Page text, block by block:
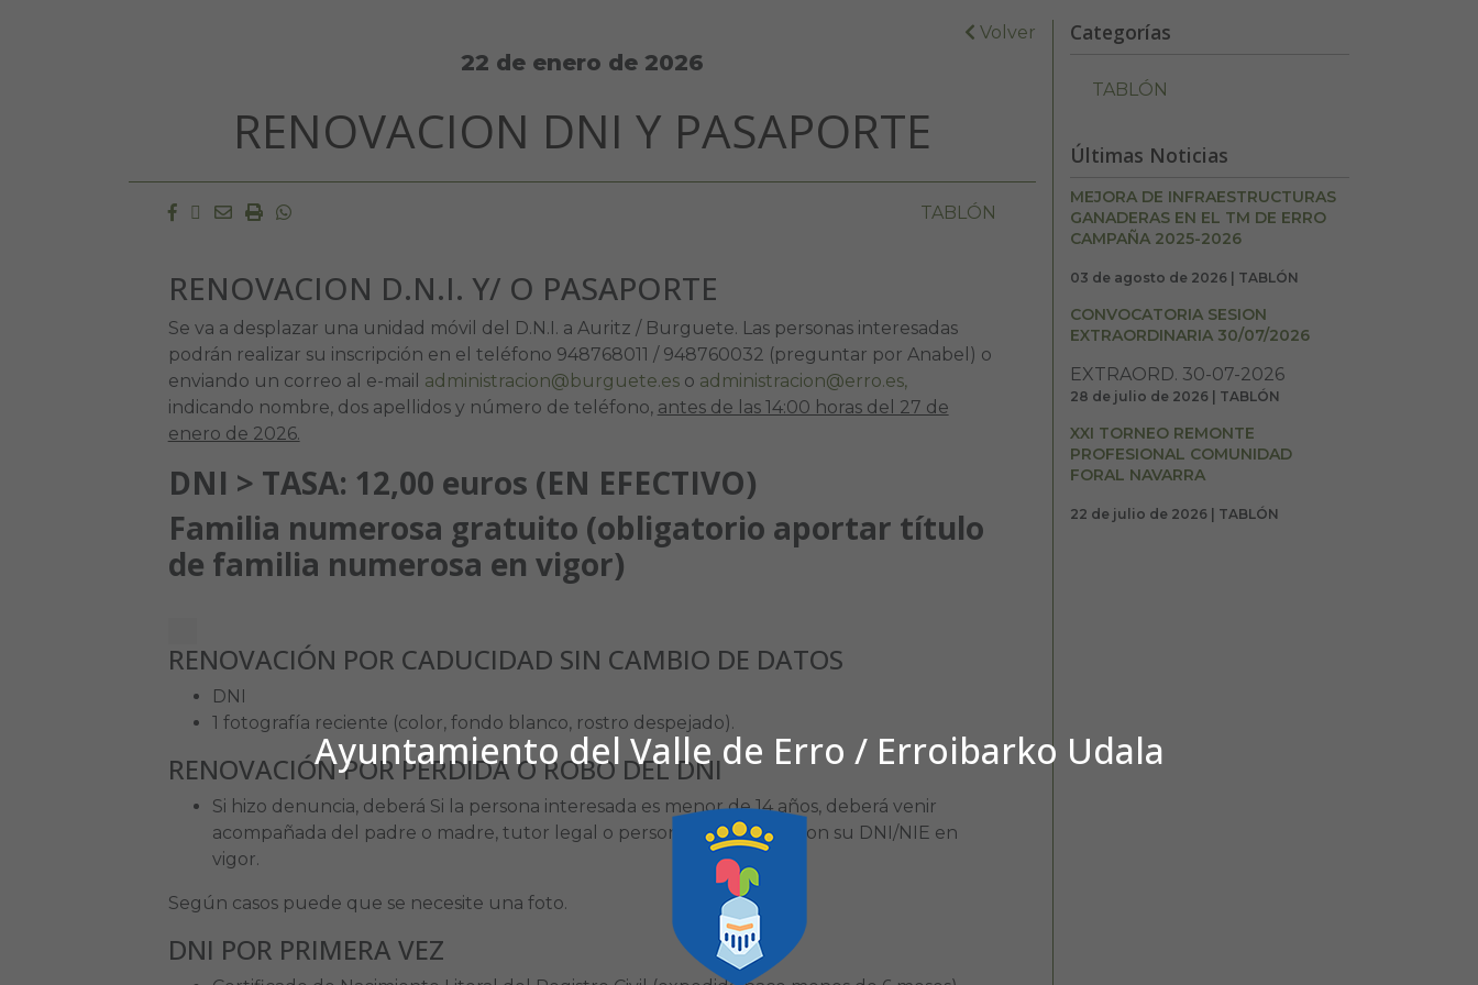
Ayuntamiento del Valle de Erro / Erroibarko Udala
Volver
22 de enero de 2026
RENOVACION DNI Y PASAPORTE
Facebook
Twitter
EmailImprimir
Whatsapp TABLÓN
RENOVACION D.N.I. Y/ O PASAPORTE
Se va a desplazar una unidad móvil del D.N.I. a Auritz / Burguete. Las personas interesadas
podrán realizar su inscripción en el teléfono 948768011 / 948760032 (preguntar por Anabel) o
enviando un correo al e-mail administracion@burguete.eso administracion@erro.es,
indicando nombre, dos apellidos y número de teléfono, antes de las 14:00 horas del 27 de
enero de 2026.
DNI > TASA: 12,00 euros (EN EFECTIVO)
Familia numerosa gratuito (obligatorio aportar título
de familia numerosa en vigor)
RENOVACIÓN POR CADUCIDAD SIN CAMBIO DE DATOS
DNI
1 fotografía reciente (color, fondo blanco, rostro despejado).
RENOVACIÓN POR PÉRDIDA O ROBO DEL DNI
Si hizo denuncia, deberá Si la persona interesada es menor de 14 años, deberá venir
acompañada del padre o madre, tutor legal o persona apoderada, con su DNI/NIE en
vigor.
Según casos puede que se necesite una foto.
DNI POR PRIMERA VEZ
Categorías
TABLÓN
Últimas Noticias
MEJORA DE INFRAESTRUCTURAS
GANADERAS EN EL TM DE ERRO
CAMPAÑA 2025-2026
03 de agosto de 2026 | TABLÓN
CONVOCATORIA SESION
EXTRAORDINARIA 30/07/2026
EXTRAORD. 30-07-2026
28 de julio de 2026 | TABLÓN
XXI TORNEO REMONTE
PROFESIONAL COMUNIDAD
FORAL NAVARRA
22 de julio de 2026 | TABLÓN